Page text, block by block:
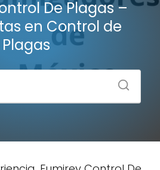
De Plagas –
en Control de
Plagas